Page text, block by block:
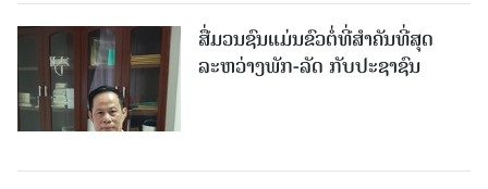
ສື່ມວນຊົນແມ່ນຂົວຕໍ່ທີ່ສໍາຄັນທີ່ສຸດ
ລະຫວ່າງພັກ-ລັດ ກັບປະຊາຊົນ